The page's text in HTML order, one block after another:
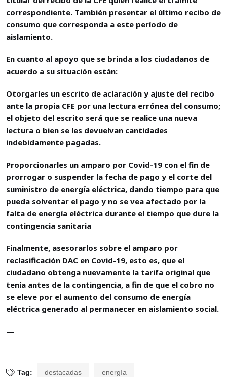
correspondiente. También presentar el último recibo de
consumo que corresponda a este período de
aislamiento.
En cuanto al apoyo que se brinda a los ciudadanos de
acuerdo a su situación están:
Otorgarles un escrito de aclaración y ajuste del recibo
ante la propia CFE por una lectura errónea del consumo;
el objeto del escrito será que se realice una nueva
lectura o bien se les devuelvan cantidades
indebidamente pagadas.
Proporcionarles un amparo por Covid-19 con el fin de
prorrogar o suspender la fecha de pago y el corte del
suministro de energía eléctrica, dando tiempo para que
pueda solventar el pago y no se vea afectado por la
falta de energía eléctrica durante el tiempo que dure la
contingencia sanitaria
Finalmente, asesorarlos sobre el amparo por
reclasificación DAC en Covid-19, esto es, que el
ciudadano obtenga nuevamente la tarifa original que
tenía antes de la contingencia, a fin de que el cobro no
se eleve por el aumento del consumo de energía
eléctrica generado al permanecer en aislamiento social.
—
Tag: destacadas energía